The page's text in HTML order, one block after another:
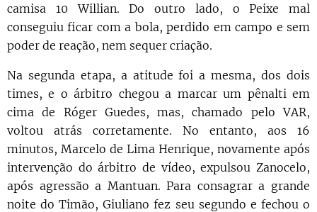
camisa 10 Willian. Do outro lado, o Peixe mal
conseguiu ficar com a bola, perdido em campo e sem
poder de reação, nem sequer criação.
Na segunda etapa, a atitude foi a mesma, dos dois
times, e o árbitro chegou a marcar um pênalti em
cima de Róger Guedes, mas, chamado pelo VAR,
voltou atrás corretamente. No entanto, aos 16
minutos, Marcelo de Lima Henrique, novamente após
intervenção do árbitro de vídeo, expulsou Zanocelo,
após agressão a Mantuan. Para consagrar a grande
noite do Timão, Giuliano fez seu segundo e fechou o